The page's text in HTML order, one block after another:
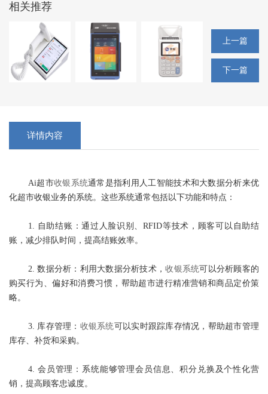
相关推荐
上一篇
下一篇
详情内容
Ai超市收银系统通常是指利用人工智能技术和大数据分析来优
化超市收银业务的系统。这些系统通常包括以下功能和特点：
1. 自助结账：通过人脸识别、RFID等技术，顾客可以自助结
账，减少排队时间，提高结账效率。
2. 数据分析：利用大数据分析技术，收银系统可以分析顾客的
购买行为、偏好和消费习惯，帮助超市进行精准营销和商品定价策
略。
3. 库存管理： 收银系统可以实时跟踪库存情况，帮助超市管理
库存、补货和采购。
4. 会员管理：系统能够管理会员信息、积分兑换及个性化营
销，提高顾客忠诚度。